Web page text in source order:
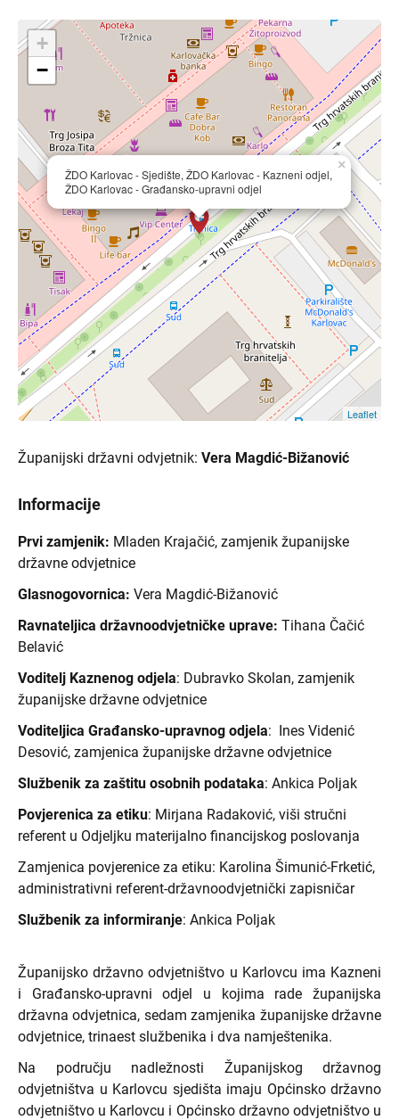
ŽDO Karlovac - Sjedište, ŽDO Karlovac - Kazneni odjel,
ŽDO Karlovac - Građansko-upravni odjel
×
+
−
Leaflet
Županijski državni odvjetnik: Vera Magdić-Bižanović
Informacije
Prvi zamjenik: Mladen Krajačić, zamjenik županijske
državne odvjetnice
Glasnogovornica: Vera Magdić-Bižanović
Ravnateljica državnoodvjetničke uprave: Tihana Čačić
Belavić
Voditelj Kaznenog odjela: Dubravko Skolan, zamjenik
županijske državne odvjetnice
Voditeljica Građansko-upravnog odjela: Ines Videnić
Desović, zamjenica županijske državne odvjetnice
Službenik za zaštitu osobnih podataka: Ankica Poljak
Povjerenica za etiku: Mirjana Radaković, viši stručni
referent u Odjeljku materijalno financijskog poslovanja
Zamjenica povjerenice za etiku: Karolina Šimunić-Frketić,
administrativni referent-državnoodvjetnički zapisničar
Službenik za informiranje: Ankica Poljak
Županijsko državno odvjetništvo u Karlovcu ima Kazneni
i Građansko-upravni odjel u kojima rade županijska
državna odvjetnica, sedam zamjenika županijske državne
odvjetnice, trinaest službenika i dva namještenika.
Na području nadležnosti Županijskog državnog
odvjetništva u Karlovcu sjedišta imaju Općinsko državno
odvjetništvo u Karlovcu i Općinsko državno odvjetništvo u